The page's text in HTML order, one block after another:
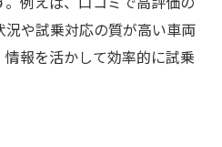
や試乗対応の質が高い車両
報を活かして効率的に試乗